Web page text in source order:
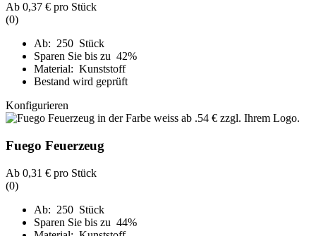
Ab 0,37 € pro Stück
(0)
Ab: 250 Stück
Sparen Sie bis zu 42%
Material: Kunststoff
Bestand wird geprüft
Konfigurieren
Fuego Feuerzeug
Ab 0,31 € pro Stück
(0)
Ab: 250 Stück
Sparen Sie bis zu 44%